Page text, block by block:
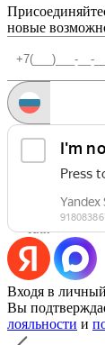
новые
Запросить код
Уже есть
Или
Входя в
Вы
лояльности и